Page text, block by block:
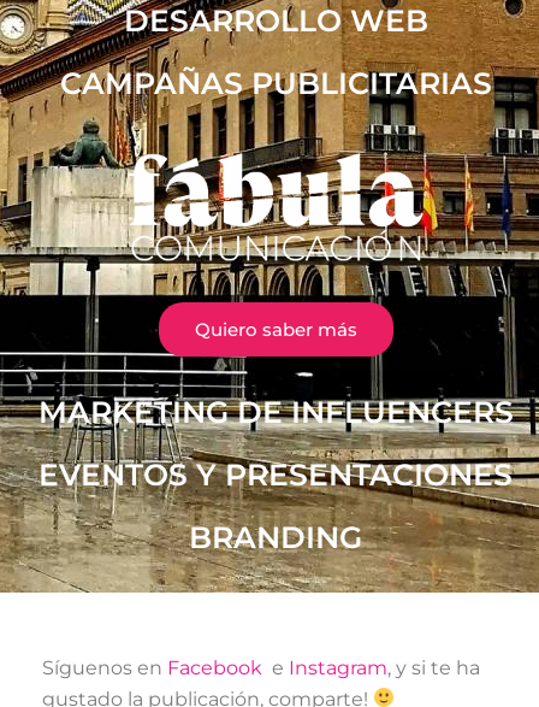
DESARROLLO WEB
CAMPAÑAS PUBLICITARIAS
Quiero saber más
MARKETING DE INFLUENCERS
EVENTOS Y PRESENTACIONES
BRANDING
Síguenos en Facebook e Instagram, y si te ha
gustado la publicación, comparte!